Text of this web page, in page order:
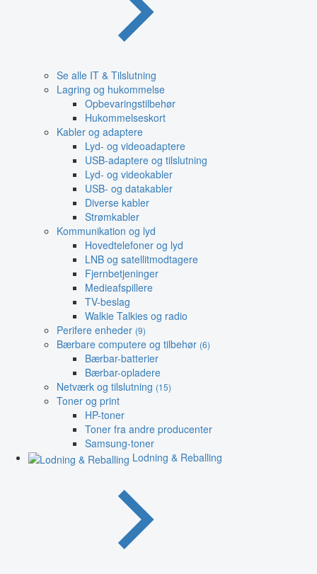
Se alle IT & Tilslutning
Lagring og hukommelse
Opbevaringstilbehør
Hukommelseskort
Kabler og adaptere
Lyd- og videoadaptere
USB-adaptere og tilslutning
Lyd- og videokabler
USB- og datakabler
Diverse kabler
Strømkabler
Kommunikation og lyd
Hovedtelefoner og lyd
LNB og satellitmodtagere
Fjernbetjeninger
Medieafspillere
TV-beslag
Walkie Talkies og radio
Perifere enheder (9)
Bærbare computere og tilbehør (6)
Bærbar-batterier
Bærbar-opladere
Netværk og tilslutning (15)
Toner og print
HP-toner
Toner fra andre producenter
Samsung-toner
Lodning & Reballing